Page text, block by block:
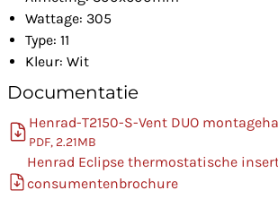
Wattage: 305
Type: 11
Kleur: Wit
Documentatie
Henrad-T2150-S-Vent DUO
PDF, 2.21MB
Henrad Eclipse thermostatische
consumentenbrochure